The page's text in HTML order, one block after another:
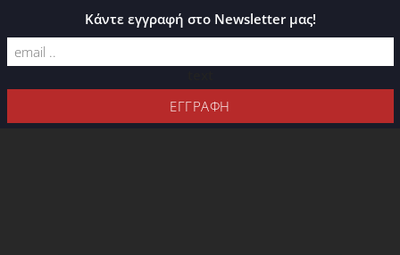
ΚΑΤΆΛΟΓΟΣ PLEXIGLASS
Κάντε εγγραφή στο Newsletter μας!